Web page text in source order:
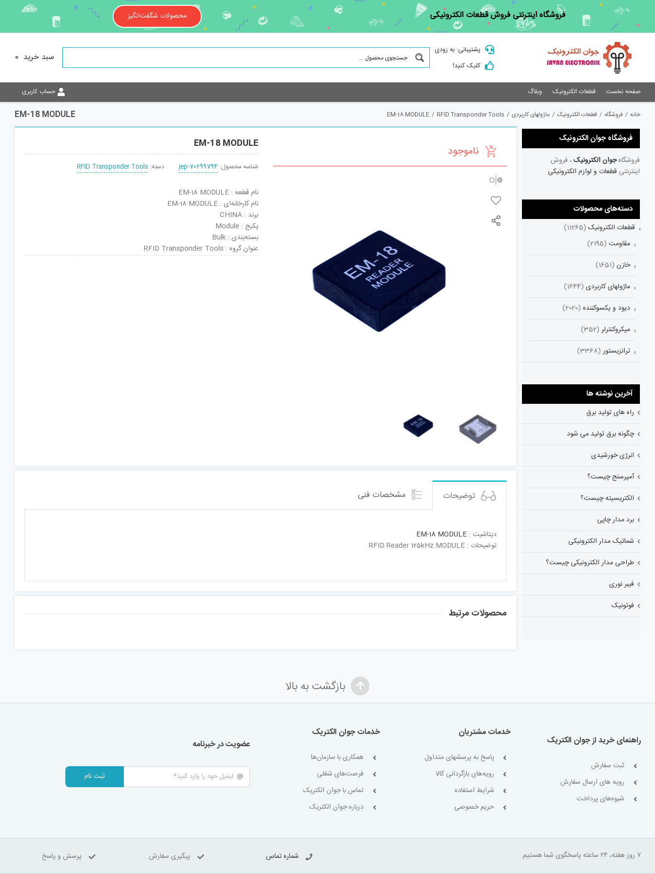
content
فروشگاه اینترنتی فروش قطعات الکترونیکی محصولات شگفت‌انگیز
پشتیبانی: به زودی
کلیک کنید!
سبد خرید 0
صفحه نخست قطعات الکترونیک وبلاگ حساب کاربری
EM-18 MODULE خانه / فروشگاه / قطعات الکترونیک / ماژولهای کاربردی /
RFID Transponder Tools
/
EM-18 MODULE
ناموجود EM-18 MODULE
شناسه محصول: jep-70299794 دسته: RFID Transponder Tools
نام قطعه : EM-18 MODULE
نام کارخانه‌ای : EM-18 MODULE
برند : CHINA
پکیج : Module
بسته‌بندی : Bulk
عنوان گروه : RFID Transponder Tools
توضیحات مشخصات فنی
دیتاشیت : EM-18 MODULE
توضیحات : RFID Reader 125kHz MODULE
محصولات مرتبط
فروشگاه جوان الکترونیک
فروشگاهجوان الکترونیک ، فروش
اینترنتی قطعات و لوازم الکترونیکی
دسته‌های محصولات
قطعات الکترونیک (11265)
مقاومت (2195)
خازن (1651)
ماژولهای کاربردی (1644)
دیود و یکسوکننده (2020)
میکروکنترلر (352)
ترانزیستور (3368)
آخرین نوشته ها
راه های تولید برق
چگونه برق تولید می شود
انرژی خورشیدی
آمپرسنج چیست؟
الکتریسیته چیست؟
برد مدار چاپی
شماتیک مدار الکترونیکی
طراحی مدار الکترونیکی چیست؟
فیبر نوری
فوتونیک
بازگشت به بالا
راهنمای خرید از جوان الکتریک
ثبت سفارش
رویه های ارسال سفارش
شیوه‌های پرداخت
خدمات مشتریان
پاسخ به پرسشهای متداول
رویه‌های بازگردانی کالا
شرایط استفاده
حریم خصوصی
خدمات جوان الکتریک
همکاری با سازمان‌ها
فرصت‌های شغلی
تماس با جوان الکتریک
درباره جوان الکتریک
عضویت در خبرنامه
ثبت نام
۷ روز هفته، ۲۴ ساعته پاسخگوی شما هستیم. شماره تماس پیگیری سفارش پرسش و پاسخ